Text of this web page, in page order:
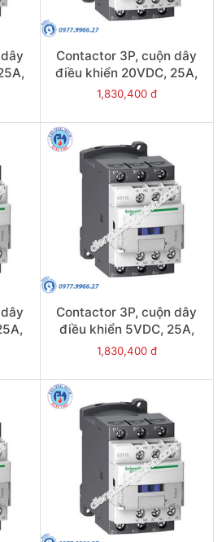
Contactor 3P, cuộn dây
điều khiển 20VDC, 25A,
1N/O, 1N/C - Model
1,830,400 đ
Contactor 3P, cuộn dây
điều khiển 5VDC, 25A,
1N/O, 1N/C - Model
1,830,400 đ